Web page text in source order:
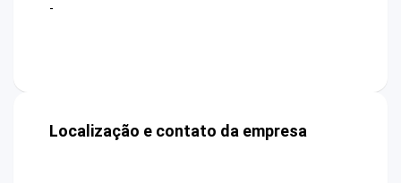
-
Localização e contato da empresa